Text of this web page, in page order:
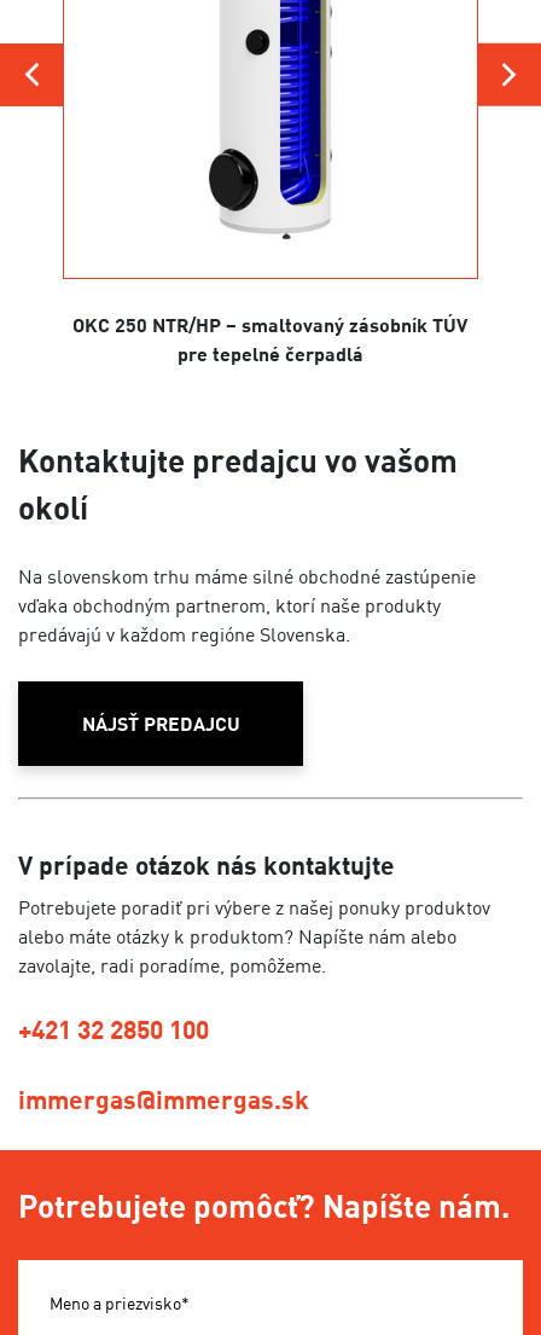
OKC 250 NTR/HP – smaltovaný zásobník TÚV
pre tepelné čerpadlá
Kontaktujte predajcu vo vašom
okolí
Na slovenskom trhu máme silné obchodné zastúpenie
vďaka obchodným partnerom, ktorí naše produkty
predávajú v každom regióne Slovenska.
NÁJSŤ PREDAJCU
V prípade otázok nás kontaktujte
Potrebujete poradiť pri výbere z našej ponuky produktov
alebo máte otázky k produktom? Napíšte nám alebo
zavolajte, radi poradíme, pomôžeme.
+421 32 2850 100
immergas@immergas.sk
Potrebujete pomôcť? Napíšte nám.
Meno a priezvisko*